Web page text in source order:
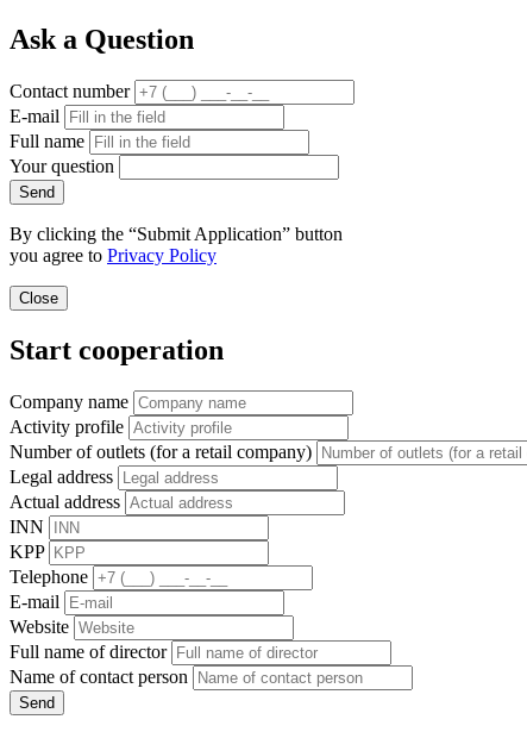
Ask a Question
Contact number
E-mail
Full name
Your question
Send
By clicking the “Submit Application” button
you agree to Privacy Policy
Close
Start cooperation
Company name
Activity profile
Number of outlets (for a retail company)
Legal address
Actual address
INN
KPP
Telephone
E-mail
Website
Full name of director
Name of contact person
Send